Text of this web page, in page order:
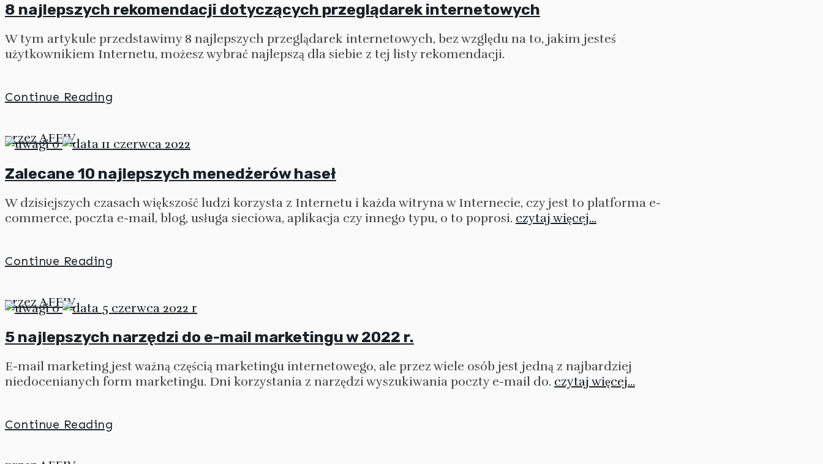
8 najlepszych rekomendacji dotyczących przeglądarek internetowych
W tym artykule przedstawimy 8 najlepszych przeglądarek internetowych, bez względu na to, jakim jesteś
użytkownikiem Internetu, możesz wybrać najlepszą dla siebie z tej listy rekomendacji.
Continue Reading
przezAFFIV
0 11 czerwca 2022
Zalecane 10 najlepszych menedżerów haseł
W dzisiejszych czasach większość ludzi korzysta z Internetu i każda witryna w Internecie, czy jest to platforma e-
commerce, poczta e-mail, blog, usługa sieciowa, aplikacja czy innego typu, o to poprosi. czytaj więcej...
Continue Reading
przez AFFIV
0 5 czerwca 2022 r
5 najlepszych narzędzi do e-mail marketingu w 2022 r.
E-mail marketing jest ważną częścią marketingu internetowego, ale przez wiele osób jest jedną z najbardziej
niedocenianych form marketingu. Dni korzystania z narzędzi wyszukiwania poczty e-mail do. czytaj więcej...
Continue Reading